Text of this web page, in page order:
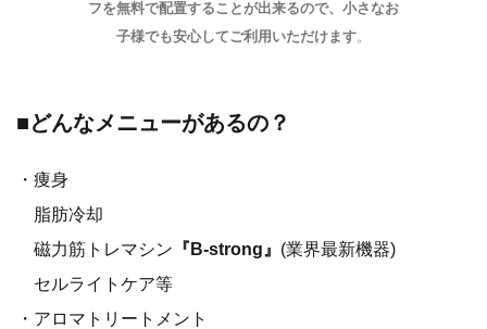
フを無料で配置することが出来るので、小さなお
子様でも安心してご利用いただけます。
■どんなメニューがあるの？
・痩身
脂肪冷却
磁力筋トレマシン 『B-strong』 (業界最新機器)
セルライトケア等
・アロマトリートメント